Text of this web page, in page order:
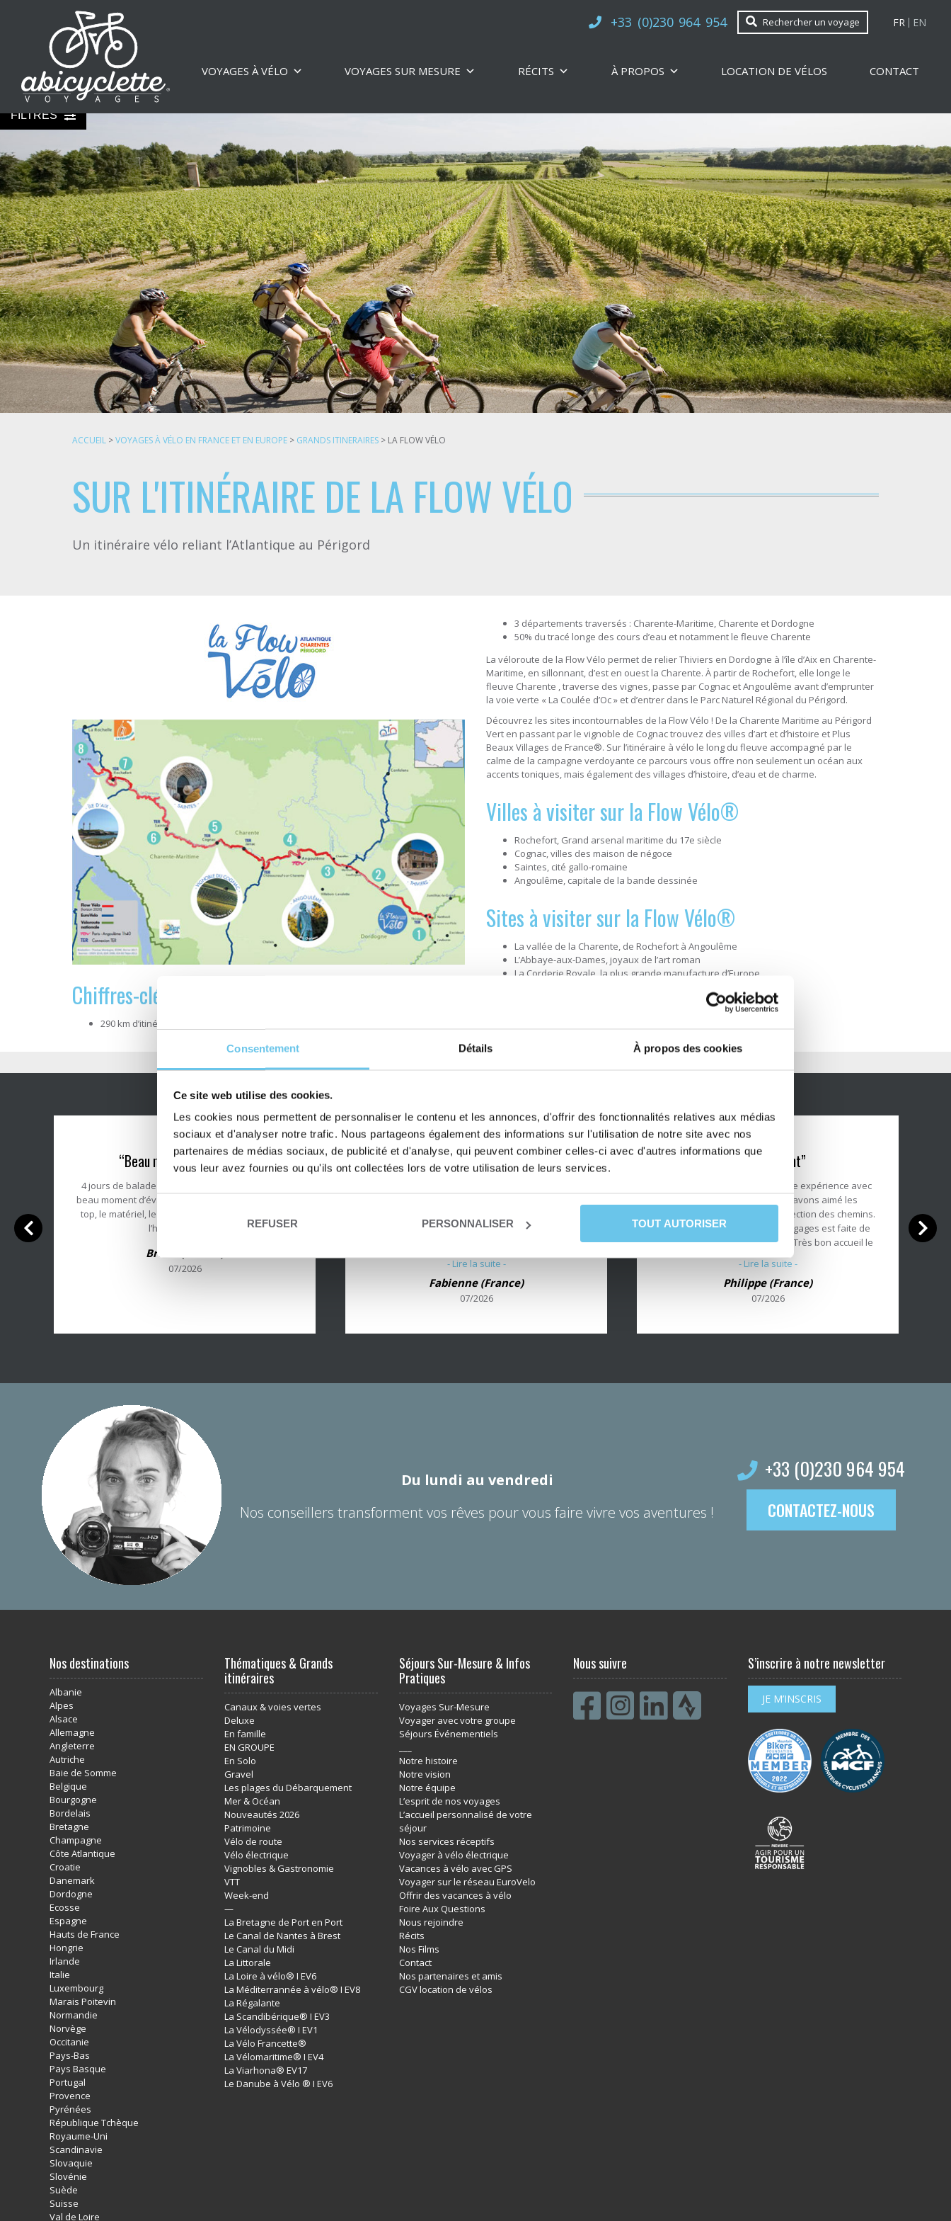
Consentement Détails À propos des cookies
Ce site web utilise des cookies.
Les cookies nous permettent de personnaliser le contenu et les annonces, d'offrir des fonctionnalités relatives aux médias
sociaux et d'analyser notre trafic. Nous partageons également des informations sur l'utilisation de notre site avec nos
partenaires de médias sociaux, de publicité et d'analyse, qui peuvent combiner celles-ci avec d'autres informations que
vous leur avez fournies ou qu'ils ont collectées lors de votre utilisation de leurs services.
REFUSER PERSONNALISER TOUT AUTORISER
+33 (0)230 964 954 Rechercher un voyage FR EN
VOYAGES À VÉLO VOYAGES SUR MESURE RÉCITS À PROPOS LOCATION DE VÉLOS CONTACT
ACCUEIL >VOYAGES À VÉLO EN FRANCE ET EN EUROPE > GRANDS ITINERAIRES > LA FLOW VÉLO
SUR L'ITINÉRAIRE DE LA FLOW VÉLO
Un itinéraire vélo reliant l’Atlantique au Périgord
FILTRES
Chiffres-clés de la Flow Vélo®
290 km d’itinéraire vélo reliant l’Atlantique au Périgord
3 départements traversés : Charente-Maritime, Charente et Dordogne
50% du tracé longe des cours d’eau et notamment le fleuve Charente
La véloroute de la Flow Vélo permet de relier Thiviers en Dordogne à l’île d’Aix en Charente-
Maritime, en sillonnant, d’est en ouest la Charente. À partir de Rochefort, elle longe le
fleuve Charente , traverse des vignes, passe par Cognac et Angoulême avant d’emprunter
la voie verte « La Coulée d’Oc » et d’entrer dans le Parc Naturel Régional du Périgord.
Découvrez les sites incontournables de la Flow Vélo ! De la Charente Maritime au Périgord
Vert en passant par le vignoble de Cognac trouvez des villes d’art et d’histoire et Plus
Beaux Villages de France®. Sur l’itinéraire à vélo le long du fleuve accompagné par le
calme de la campagne verdoyante ce parcours vous offre non seulement un océan aux
accents toniques, mais également des villages d’histoire, d’eau et de charme.
Villes à visiter sur la Flow Vélo®
Rochefort, Grand arsenal maritime du 17e siècle
Cognac, villes des maison de négoce
Saintes, cité gallo-romaine
Angoulême, capitale de la bande dessinée
Sites à visiter sur la Flow Vélo®
La vallée de la Charente, de Rochefort à Angoulême
L’Abbaye-aux-Dames, joyaux de l’art roman
La Corderie Royale, la plus grande manufacture d’Europe
client
“Beau moment d’évasion”
4 jours de balade avec un temps magnifique. Un
beau moment d’évasion et de rencontres. Tout est
top, le matériel, le GPS qui vous emmène jusqu’à
l’hôtel, le service.
Bruno (France)
07/2026
du
client
“Séjour tranquille et charmant”
bagages. Merci pour votre accueil, votre
organisation.
- Lire la suite -
Fabienne (France)
07/2026
du
“Très content”
Très content de notre première expérience avec
Abicyclette Voyages. Nous avons aimé les
traversées en bateau et la sélection des chemins.
L’organisation du suivi des bagages est faite de
manière très professionnelle. Très bon accueil le
premier jour avec des explications claires, ainsi
que les informations échangées par téléphone
avant le voyage. Bravo !
- Lire la suite -
Philippe (France)
07/2026
Du lundi au vendredi
Nos conseillers transforment vos rêves pour vous faire vivre vos aventures !
+33 (0)230 964 954
CONTACTEZ-NOUS
Nos destinations
Albanie
Alpes
Alsace
Allemagne
Angleterre
Autriche
Baie de Somme
Belgique
Bourgogne
Bordelais
Bretagne
Champagne
Côte Atlantique
Croatie
Danemark
Dordogne
Ecosse
Espagne
Hauts de France
Hongrie
Irlande
Italie
Luxembourg
Marais Poitevin
Normandie
Norvège
Occitanie
Pays-Bas
Pays Basque
Portugal
Provence
Pyrénées
République Tchèque
Royaume-Uni
Scandinavie
Slovaquie
Slovénie
Suède
Suisse
Val de Loire
Thématiques & Grands
itinéraires
Canaux & voies vertes
Deluxe
En famille
EN GROUPE
En Solo
Gravel
Les plages du Débarquement
Mer & Océan
Nouveautés 2026
Patrimoine
Vélo de route
Vélo électrique
Vignobles & Gastronomie
VTT
Week-end
—
La Bretagne de Port en Port
Le Canal de Nantes à Brest
Le Canal du Midi
La Littorale
La Loire à vélo® I EV6
La Méditerrannée à vélo® I EV8
La Régalante
La Scandibérique® I EV3
La Vélodyssée® I EV1
La Vélo Francette®
La Vélomaritime® I EV4
La Viarhona® EV17
Le Danube à Vélo ® I EV6
Séjours Sur-Mesure & Infos
Pratiques
Voyages Sur-Mesure
Voyager avec votre groupe
Séjours Événementiels
Notre histoire
Notre vision
Notre équipe
L’esprit de nos voyages
L’accueil personnalisé de votre
séjour
Nos services réceptifs
Voyager à vélo électrique
Vacances à vélo avec GPS
Voyager sur le réseau EuroVelo
Offrir des vacances à vélo
Foire Aux Questions
Nous rejoindre
Récits
Nos Films
Contact
Nos partenaires et amis
CGV location de vélos
Nous suivre S’inscrire à notre newsletter
JE M’INSCRIS